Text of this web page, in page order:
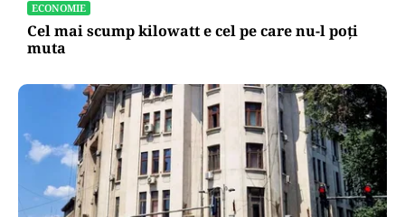
ECONOMIE
Cel mai scump kilowatt e cel pe care nu-l poți
muta